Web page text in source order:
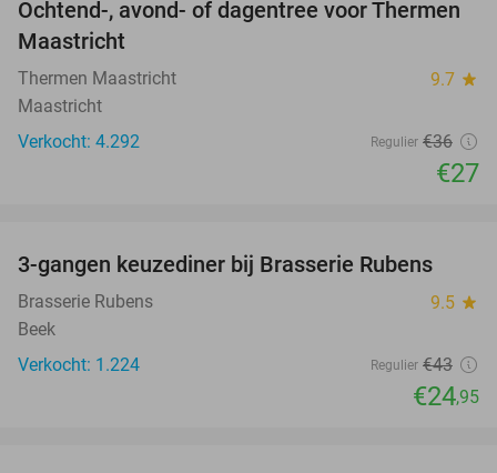
25%
Ochtend-, avond- of dagentree voor Thermen
Maastricht
Thermen Maastricht 9.7 star
Maastricht
Verkocht: 4.292
Regulier €36
€27
42%
3-gangen keuzediner bij Brasserie Rubens
Brasserie Rubens 9.5 star
Beek
Verkocht: 1.224
Regulier €43
€24,95